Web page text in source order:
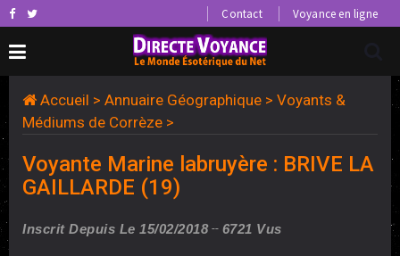
Contact Voyance en ligne
Accueil > Annuaire Géographique > Voyants &
Médiums de Corrèze >
Voyante Marine labruyère : BRIVE LA
GAILLARDE (19)
Inscrit Depuis Le 15/02/2018 6721 Vus